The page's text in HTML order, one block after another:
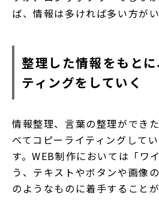
ば、情報は多ければ多い方がい
整理した情報をもと
ティングをしていく
情報整理、言葉の整理ができ
べてコピーライティングして
す。WEB制作においては「ワ
う、テキストやボタンや画像
のようなものに着手することが